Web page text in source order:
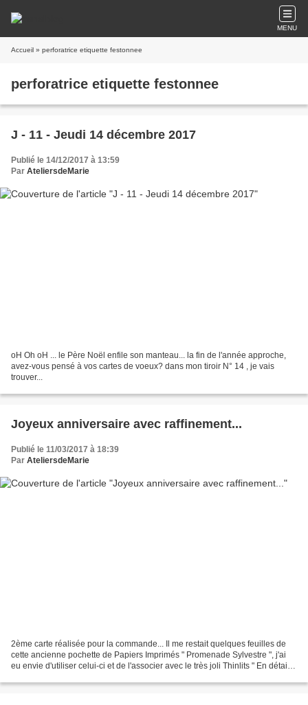
MENU
Accueil » perforatrice etiquette festonnee
perforatrice etiquette festonnee
J - 11 - Jeudi 14 décembre 2017
Publié le 14/12/2017 à 13:59
Par AteliersdeMarie
oH Oh oH ... le Père Noël enfile son manteau... la fin de l'année approche,
avez-vous pensé à vos cartes de voeux? dans mon tiroir N° 14 , je vais
trouver...
Joyeux anniversaire avec raffinement...
Publié le 11/03/2017 à 18:39
Par AteliersdeMarie
2ème carte réalisée pour la commande... Il me restait quelques feuilles de
cette ancienne pochette de Papiers Imprimés " Promenade Sylvestre ", j'ai
eu envie d'utiliser celui-ci et de l'associer avec le très joli Thinlits " En détails